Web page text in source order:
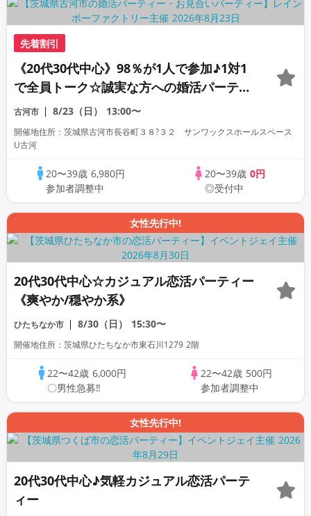
先着割引
《20代30代中心》98％が1人で参加♪1対1
で全員トーク☆誠実な方への婚活パーティ
ー
古河市 8/23（日） 13:00〜
開催地住所：茨城県古河市長谷町３８?３２ サンワックスホールスペース
U古河
20〜39歳 6,980円
参加者調整中
20〜39歳 0円
◎受付中
女性先行中!
20代30代中心☆カジュアル恋活パーティー
《爽やか/穏やか系》
ひたちなか市 8/30（日） 15:30〜
開催地住所：茨城県ひたちなか市東石川1279 2階
22〜42歳 6,000円
〇男性急募‼
22〜42歳 500円
参加者調整中
女性先行中!
20代30代中心♪気軽カジュアル恋活パーテ
ィー